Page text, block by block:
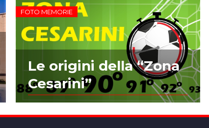
FOTO MEMORIE
Le origini della “Zona
Cesarini”